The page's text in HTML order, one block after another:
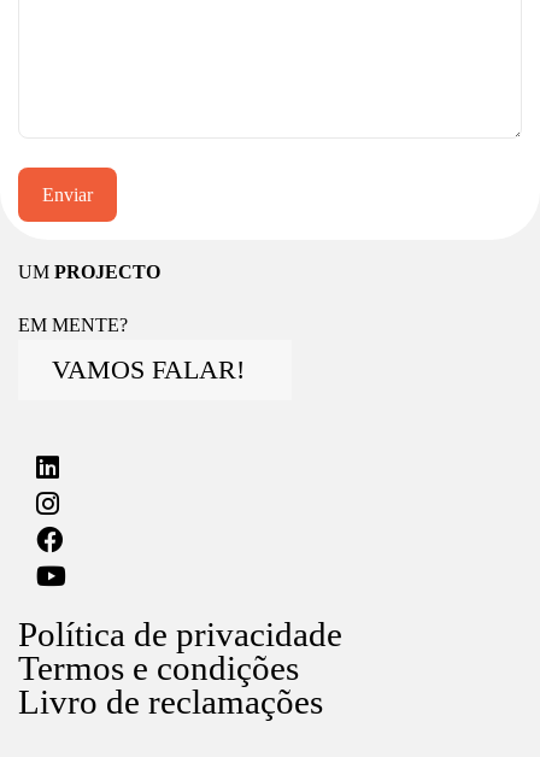
UM PROJECTO
EM MENTE?
VAMOS FALAR!
Política de privacidade
Termos e condições
Livro de reclamações